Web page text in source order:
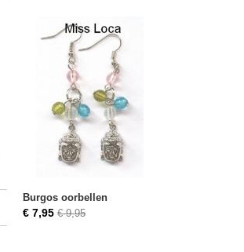
Burgos oorbellen
€ 7,95 € 9,95